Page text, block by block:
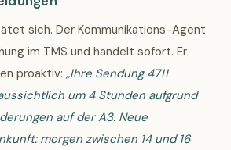
sich. Der Kommunikations-Agent
im TMS und handelt sofort. Er
proaktiv: „Ihre Sendung 4711
um 4 Stunden aufgrund
auf der A3. Neue
morgen zwischen 14 und 16